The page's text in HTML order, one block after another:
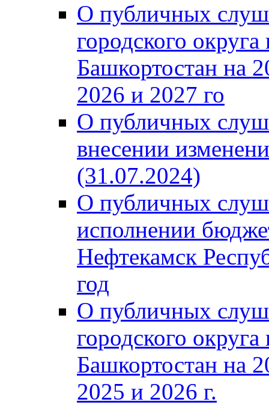
О публичных
городского
Башкортостан на
2026 и 2027 го
О публичных
внесении
(31.07.2024)
О публичных
исполнении
Нефтекамск
год
О публичных
городского
Башкортостан на
2025 и 2026 г.